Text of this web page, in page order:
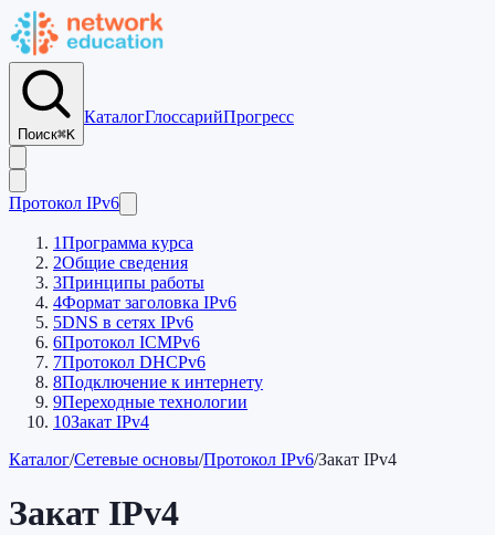
Поиск⌘K
КаталогГлоссарийПрогресс
Протокол IPv6
1Программа курса
2Общие сведения
3Принципы работы
4Формат заголовка IPv6
5DNS в сетях IPv6
6Протокол ICMPv6
7Протокол DHCPv6
8Подключение к интернету
9Переходные технологии
10Закат IPv4
Каталог/Сетевые основы/Протокол IPv6/Закат IPv4
Закат IPv4